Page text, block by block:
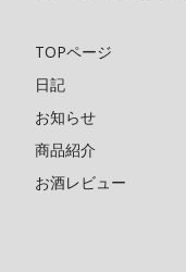
TOPページ
日記
お知らせ
商品紹介
お酒レビュー